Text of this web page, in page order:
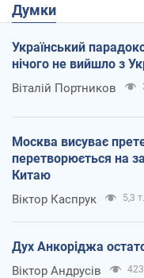
Думки
Український
нічого не вийшло з
Віталій Портников
Москва висуває
перетворюється на
Китаю
Віктор Каспрук 5,3 т.
Дух Анкоріджа
Віктор Андрусів 423